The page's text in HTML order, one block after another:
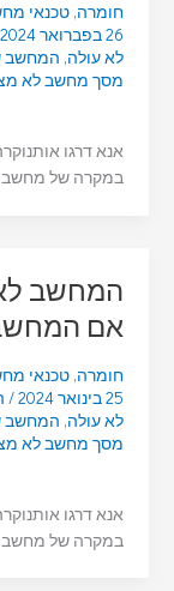
חומרה, טכנאי
26 בפברואר 2024
לא עולה, המחשב
מסך מחשב לא
אנא דרגו
במקרה של מחשב
המחשב לא
אם
חומרה, טכנאי
25 בינואר 2024
/
לא עולה, המחשב
מסך מחשב לא
אנא דרגו
במקרה של מחשב